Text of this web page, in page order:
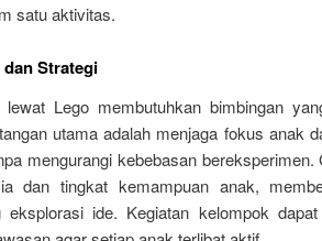
satu aktivitas.
dan Strategi
lewat Lego membutuhkan bimbingan
utama adalah menjaga fokus anak
mengurangi kebebasan
dan tingkat kemampuan anak,
eksplorasi ide. Kegiatan kelompok